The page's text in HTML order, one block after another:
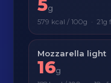
5g
579 kcal / 100g · 21g
Mozzarella light
16g